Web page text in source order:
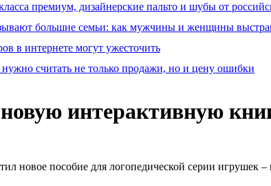
премиум, дизайнерские пальто и шубы от
большие семьи: как мужчины и женщины
в интернете могут ужесточить
считать не только продажи, но и цену ошибки
интерактивную
новое пособие для логопедической серии